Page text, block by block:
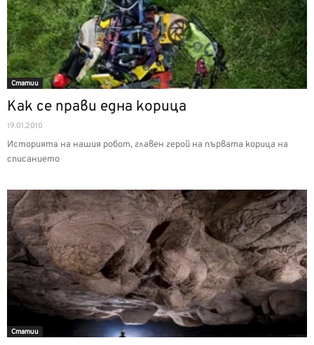
Статии
Как се прави една корица
19.01.2010
Историята на нашия робот, главен герой на първата корица на
списанието
Статии